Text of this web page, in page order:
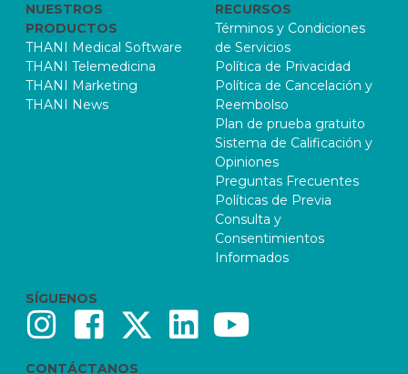
NUESTROS
PRODUCTOS
THANI Medical Software
THANI Telemedicina
THANI Marketing
THANI News
RECURSOS
Términos y Condiciones
de Servicios
Política de Privacidad
Política de Cancelación y
Reembolso
Plan de prueba gratuito
Sistema de Calificación y
Opiniones
Preguntas Frecuentes
Políticas de Previa
Consulta y
Consentimientos
Informados
SÍGUENOS
CONTÁCTANOS